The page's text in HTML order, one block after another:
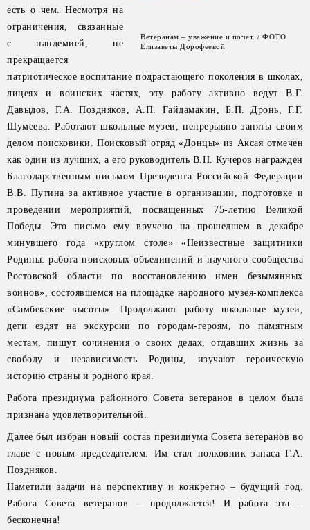
Ветеранам – уважение и почет. / ФОТО
Елизаветы Дорофеевой
есть о чем. Несмотря на
ограничения, связанные
с пандемией, не
прекращается
патриотическое воспитание подрастающего поколения в школах,
лицеях и воинских частях, эту работу активно ведут В.Г.
Давыдов, Г.А. Поздняков, А.П. Гайдамакин, Б.П. Дронь, Г.Г.
Шумеева. Работают школьные музеи, непрерывно заняты своим
делом поисковики. Поисковый отряд «Донцы» из Аксая отмечен
как один из лучших, а его руководитель В.Н. Кучеров награжден
Благодарственным письмом Президента Российской Федерации
В.В. Путина за активное участие в организации, подготовке и
проведении мероприятий, посвященных 75-летию Великой
Победы. Это письмо ему вручено на прошедшем в декабре
минувшего года «круглом столе» «Неизвестные защитники
Родины: работа поисковых объединений и научного сообщества
Ростовской области по восстановлению имен безымянных
воинов», состоявшемся на площадке народного музея-комплекса
«Самбекские высоты». Продолжают работу школьные музеи,
дети ездят на экскурсии по городам-героям, по памятным
местам, пишут сочинения о своих дедах, отдавших жизнь за
свободу и независимость Родины, изучают героическую
историю страны и родного края.
Работа президиума районного Совета ветеранов в целом была
признана удовлетворительной.
Далее был избран новый состав президиума Совета ветеранов во
главе с новым председателем. Им стал полковник запаса Г.А.
Поздняков.
Наметили задачи на перспективу и конкретно – будущий год.
Работа Совета ветеранов – продолжается! И работа эта –
бесконечна!